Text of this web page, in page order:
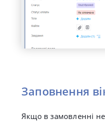
Заповнення
Якщо в замовленні